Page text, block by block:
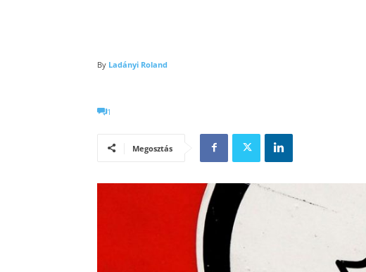
By Ladányi Roland
1
Megosztás